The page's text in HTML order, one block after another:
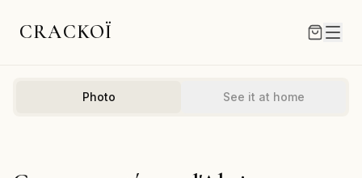
CRACKOÏ
Photo See it at home